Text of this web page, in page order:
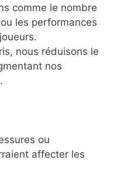
comme le nombre
les performances
nous réduisons le
nos
ou
affecter les